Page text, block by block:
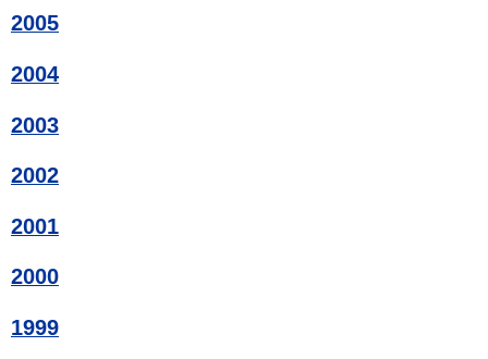
2005
2004
2003
2002
2001
2000
1999